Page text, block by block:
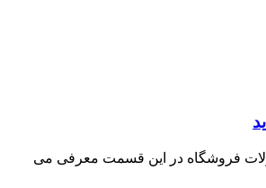
فروشگاه در این قسمت معرفی می